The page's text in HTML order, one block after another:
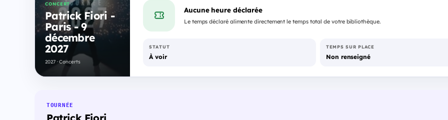
CONCERT
Patrick Fiori -
Paris - 9
décembre
2027
2027 · Concerts
Aucune heure déclarée
Le temps déclaré alimente directement le temps total de votre bibliothèque.
STATUT
À voir
TEMPS SUR PLACE
Non renseigné
TOURNÉE
Patrick Fiori